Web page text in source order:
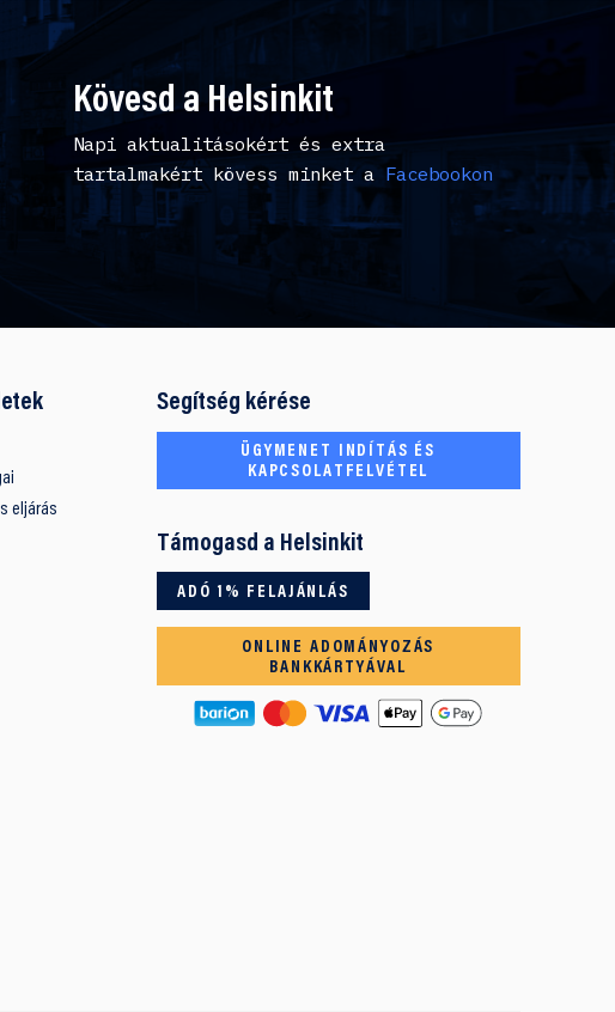
Kövesd a Helsinkit
Napi aktualitásokért és extra
tartalmakért kövess minket aFacebookon
eljárás
Segítség kérése
ÜGYMENET INDÍTÁS ÉS
KAPCSOLATFELVÉTEL
Támogasd a Helsinkit
ADÓ 1% FELAJÁNLÁS
ONLINE ADOMÁNYOZÁS
BANKKÁRTYÁVAL